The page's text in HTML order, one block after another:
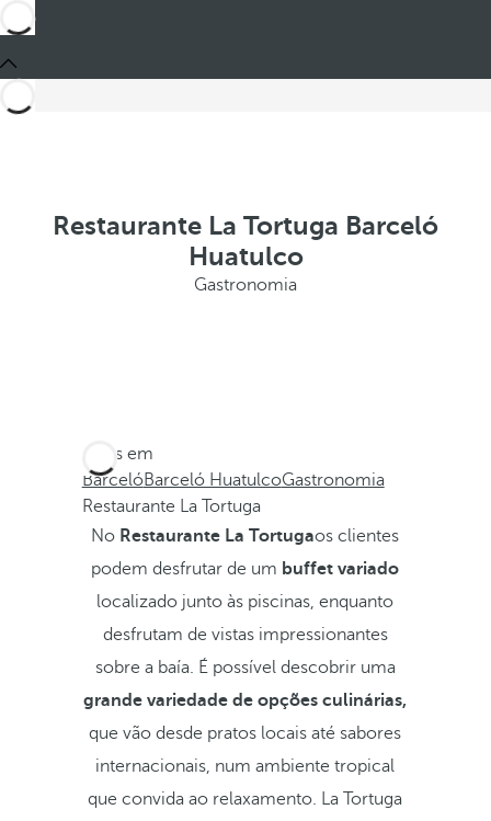
Restaurante La Tortuga Barceló
Huatulco
Gastronomia
Estes em
BarcelóBarceló HuatulcoGastronomia
Restaurante La Tortuga
No Restaurante La Tortugaos clientes
podem desfrutar de um buffet variado
localizado junto às piscinas, enquanto
desfrutam de vistas impressionantes
sobre a baía. É possível descobrir uma
grande variedade de opções culinárias,
que vão desde pratos locais até sabores
internacionais, num ambiente tropical
que convida ao relaxamento. La Tortuga